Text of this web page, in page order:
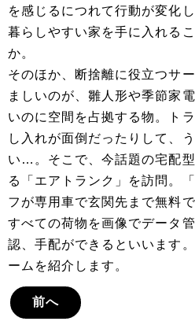
を感じるにつれて行動が変化
暮らしやすい家を手に入れる
か。
そのほか、断捨離に役立つサ
ましいのが、雛人形や季節家
いのに空間を占拠する物。ト
し入れが面倒だったりして、
い…。そこで、今話題の宅配
る「エアトランク」を訪問。
フが専用車で玄関先まで無料
すべての荷物を画像でデータ
認、手配ができるといいます
ームを紹介します。
前へ